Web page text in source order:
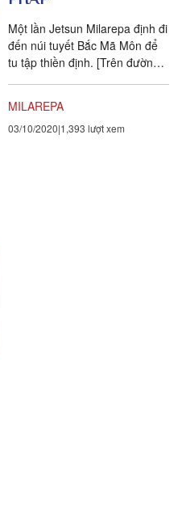
Một lần Jetsun Milarepa định đi
đến núi tuyết Bắc Mã Môn để
tu tập thiền định. [Trên đường],
MILAREPA
03/10/2020 1,393 lượt xem